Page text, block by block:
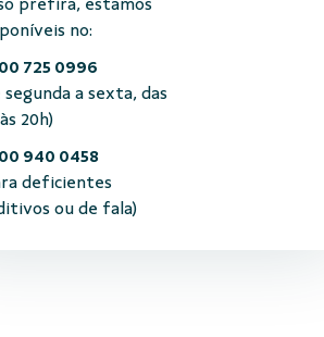
prefira, estamos
no:
725 0996
segunda a sexta, das
20h)
940 0458
deficientes
ou de fala)